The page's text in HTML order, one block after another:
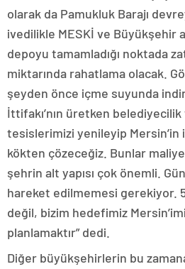
olarak da Pamukluk Barajı
ivedilikle MESKİ ve Büyükşehir
depoyu tamamladığı noktada
miktarında rahatlama olacak.
şeyden önce içme suyunda
İttifakı’nın üretken
tesislerimizi yenileyip
kökten çözeceğiz. Bunlar
şehrin alt yapısı çok önemli.
hareket edilmemesi gerekiyor.
değil, bizim hedefimiz
planlamaktır” dedi.
Diğer büyükşehirlerin bu